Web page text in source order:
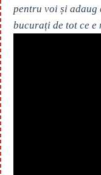
pentru voi și adaug
bucurați de tot ce e